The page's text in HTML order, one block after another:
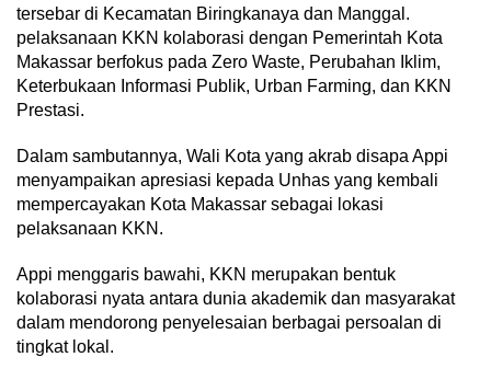
tersebar di Kecamatan Biringkanaya dan Manggal.
pelaksanaan KKN kolaborasi dengan Pemerintah Kota
Makassar berfokus pada Zero Waste, Perubahan Iklim,
Keterbukaan Informasi Publik, Urban Farming, dan KKN
Prestasi.
Dalam sambutannya, Wali Kota yang akrab disapa Appi
menyampaikan apresiasi kepada Unhas yang kembali
mempercayakan Kota Makassar sebagai lokasi
pelaksanaan KKN.
Appi menggaris bawahi, KKN merupakan bentuk
kolaborasi nyata antara dunia akademik dan masyarakat
dalam mendorong penyelesaian berbagai persoalan di
tingkat lokal.